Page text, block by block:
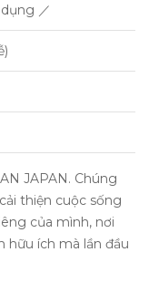
／
JAPAN. Chúng
thiện cuộc sống
của mình, nơi
hữu ích mà lần đầu